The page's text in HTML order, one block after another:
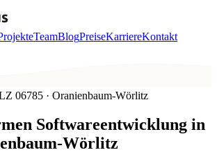
TeamBlogPreiseKarriereKontakt
06785 · Oranienbaum-Wörlitz
Softwareentwicklung in
Wörlitz